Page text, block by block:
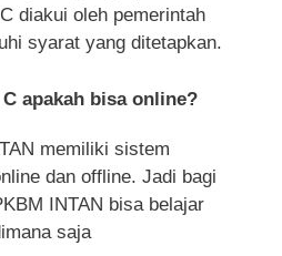
diakui oleh pemerintah
syarat yang ditetapkan.
apakah bisa online?
memiliki sistem
dan offline. Jadi bagi
INTAN bisa belajar
saja